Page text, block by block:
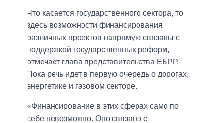
Что касается государственного сектора, то
здесь возможности финансирования
различных проектов напрямую связаны с
поддержкой государственных реформ,
отмечает глава представительства ЕБРР.
Пока речь идет в первую очередь о дорогах,
энергетике и газовом секторе.
«Финансирование в этих сферах само по
себе невозможно. Оно связано с